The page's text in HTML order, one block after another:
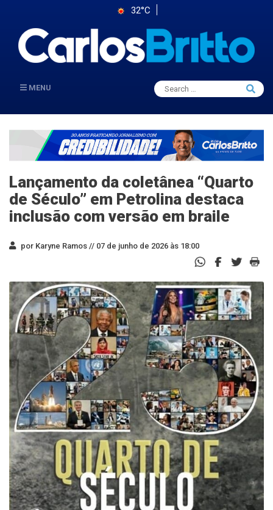
32°C
MENU
Search
for:
Search
Lançamento da coletânea “Quarto
de Século” em Petrolina destaca
inclusão com versão em braile
por Karyne Ramos // 07 de junho de 2026 às 18:00